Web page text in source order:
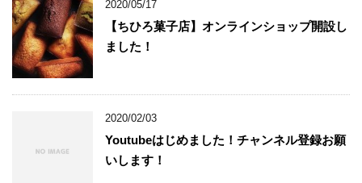
2020/05/17
【ちひろ菓子店】オンラインショップ開設し
ました！
2020/02/03
Youtubeはじめました！チャンネル登録お願
いします！